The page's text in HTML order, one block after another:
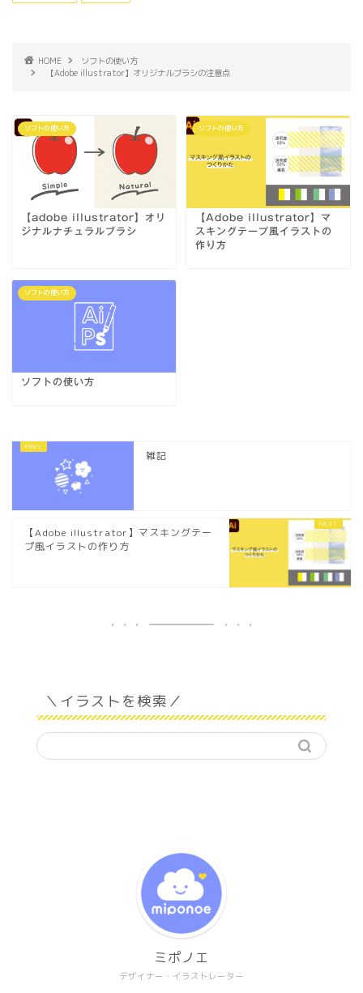
HOME
ソフトの使い方
【Adobe illustrator】オリジナルブラシの注意点
ソフトの使い方
【adobe illustrator】オリ
ジナルナチュラルブラシ
ソフトの使い方
【Adobe illustrator】マ
スキングテープ風イラストの
作り方
ソフトの使い方
ソフトの使い方
雑記
【Adobe illustrator】マスキングテー
プ風イラストの作り方
＼イラストを検索／
デザイナー・イラストレーター
ミポノエ